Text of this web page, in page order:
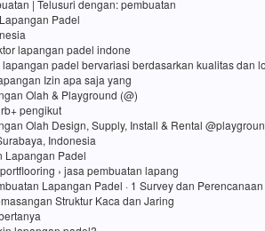
‎| Telusuri dengan: pembuatan
Padel
lapangan padel indone
lapangan padel bervariasi berdasarkan kualitas dan
Izin apa saja yang
Olah & Playground (@)
pengikut
Olah Design, Supply, Install & Rental
Indonesia
Lapangan Padel
› jasa pembuatan lapang
Lapangan Padel · 1 Survey dan
Struktur Kaca dan Jaring